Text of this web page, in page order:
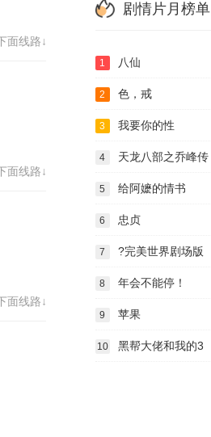
面线路↓
面线路↓
面线路↓
剧情片月榜单
1 八仙
2 色，戒
3 我要你的性
4 天龙八部之乔峰传
5 给阿嬷的情书
6 忠贞
7 ?完美世界剧场版
8 年会不能停！
9 苹果
10 黑帮大佬和我的3